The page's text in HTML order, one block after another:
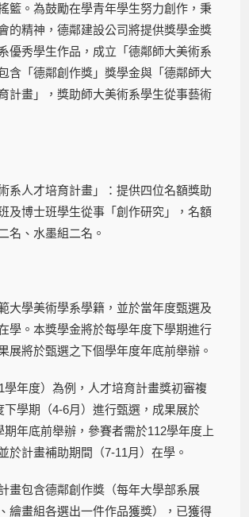
籃。為鼓勵在學青年學生努力創作，秉
的精神，德鄰建設公司將提供獎學金獎
優秀學生作品，成立「德鄰師大美術系
含「德鄰創作獎」獎學金與「德鄰師大
計畫」，獎助師大美術系學生從事藝術
系人才培育計畫」：提供四位名額獎助
及博士班學生從事「創作研究」，名額
名、水墨組二名。
大學美術學系學籍，並於當年度甄選及
學。本獎學金將於每學年度下學期進行
展將於甄選之下個學年度年底前舉辦。
學年度）為例，人才培育計畫獎初審複
下學期（4-6月）進行甄選，成果展於
期年底前舉辦，參賽者需於112學年度上
於計畫補助期間（7-11月）在學。
畫包含德鄰創作獎（每年大學部系展
繪畫組各選出一件作品獲獎），已獲得